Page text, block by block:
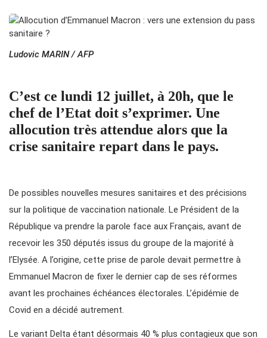
Ludovic MARIN / AFP
C’est ce lundi 12 juillet, à 20h, que le
chef de l’Etat doit s’exprimer. Une
allocution très attendue alors que la
crise sanitaire repart dans le pays.
De possibles nouvelles mesures sanitaires et des précisions
sur la politique de vaccination nationale. Le Président de la
République va prendre la parole face aux Français, avant de
recevoir les 350 députés issus du groupe de la majorité à
l’Elysée. A l’origine, cette prise de parole devait permettre à
Emmanuel Macron de fixer le dernier cap de ses réformes
avant les prochaines échéances électorales. L’épidémie de
Covid en a décidé autrement.
Le variant Delta étant désormais 40 % plus contagieux que son